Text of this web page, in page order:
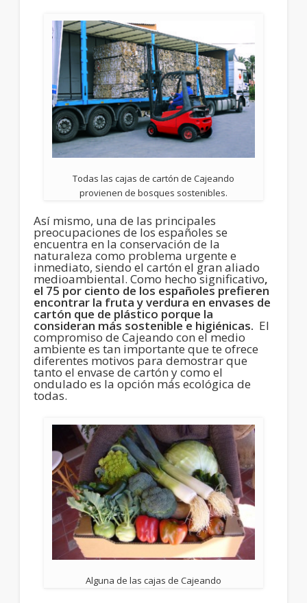
Todas las cajas de cartón de Cajeando
provienen de bosques sostenibles.
Así mismo, una de las principales
preocupaciones de los españoles se
encuentra en la conservación de la
naturaleza como problema urgente e
inmediato, siendo el cartón el gran aliado
medioambiental. Como hecho significativo,
el 75 por ciento de los españoles prefieren
encontrar la fruta y verdura en envases de
cartón que de plástico porque la
consideran más sostenible e higiénicas. El
compromiso de Cajeando con el medio
ambiente es tan importante que te ofrece
diferentes motivos para demostrar que
tanto el envase de cartón y como el
ondulado es la opción más ecológica de
todas.
Alguna de las cajas de Cajeando